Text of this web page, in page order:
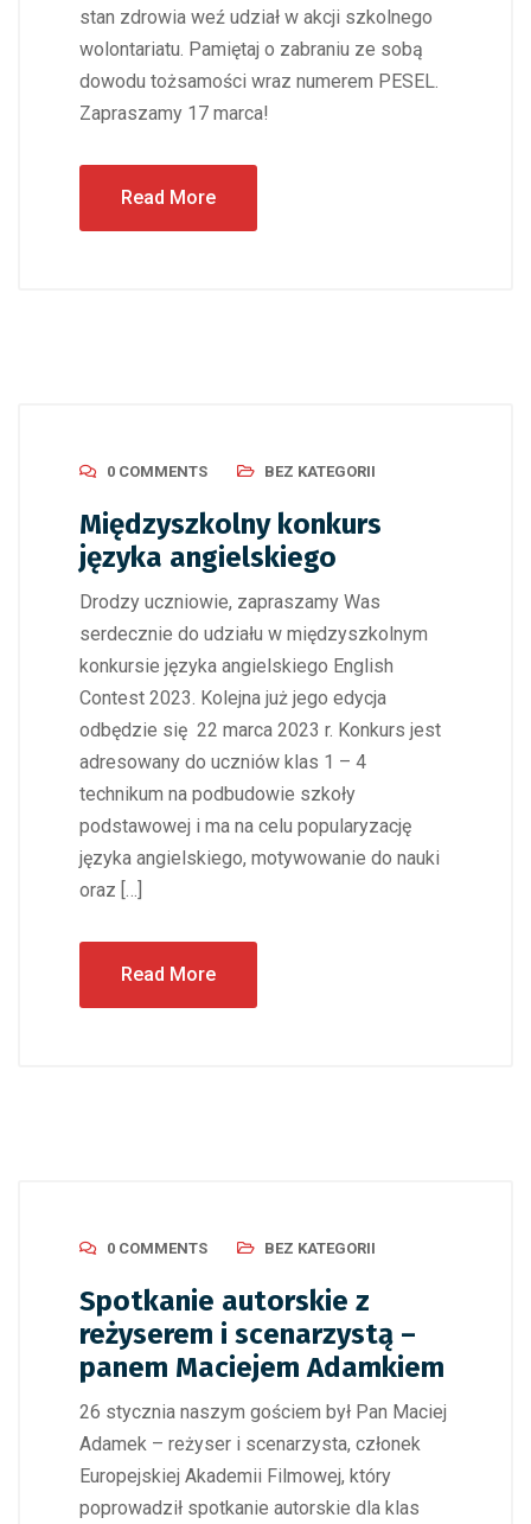
stan zdrowia weź udział w akcji szkolnego
wolontariatu. Pamiętaj o zabraniu ze sobą
dowodu tożsamości wraz numerem PESEL.
Zapraszamy 17 marca!
Read More
0 COMMENTS BEZ KATEGORII
Międzyszkolny konkurs
języka angielskiego
Drodzy uczniowie, zapraszamy Was
serdecznie do udziału w międzyszkolnym
konkursie języka angielskiego English
Contest 2023. Kolejna już jego edycja
odbędzie się 22 marca 2023 r. Konkurs jest
adresowany do uczniów klas 1 – 4
technikum na podbudowie szkoły
podstawowej i ma na celu popularyzację
języka angielskiego, motywowanie do nauki
oraz […]
Read More
0 COMMENTS BEZ KATEGORII
Spotkanie autorskie z
reżyserem i scenarzystą –
panem Maciejem Adamkiem
26 stycznia naszym gościem był Pan Maciej
Adamek – reżyser i scenarzysta, członek
Europejskiej Akademii Filmowej, który
poprowadził spotkanie autorskie dla klas